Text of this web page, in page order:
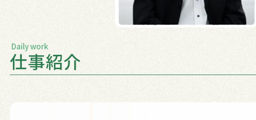
Daily work
仕事紹介